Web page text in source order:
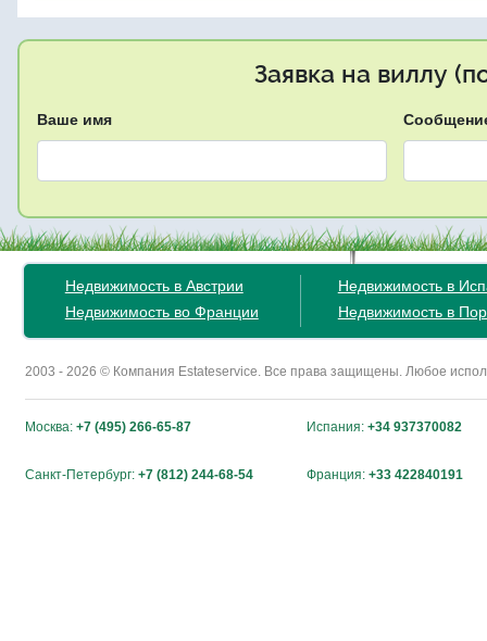
Заявка на виллу
Ваше имя
Недвижимость в Австрии
Недвижимость во Франции
Недвижимость в
Недвижимость в
2003 - 2026 © Компания Estateservice. Все права защищены. Любое
Москва: +7 (495) 266-65-87 Испания: +34 937370082
Санкт-Петербург: +7 (812) 244-68-54 Франция: +33 422840191